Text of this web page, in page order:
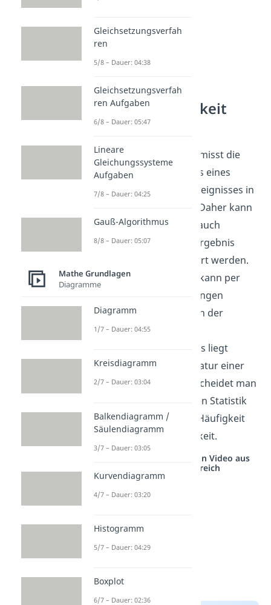
Absolute Häufigkeit
Definition
Dieabsolute Häufigkeit
misst die
Häufigkeit des Auftretens eines
bestimmten Elementarereignisses in
einer Grundgesamtheit. Daher kann
dieabsolute Häufigkeit
auch
umgangssprachlich als Ergebnis
einer Zählung interpretiert werden.
Dieabsolute Häufigkeit
kann per
nur Ausprägungen
annehmen, die im Bereich der
natürlichen Zahlen sind
(einschließlich der 0). Dies liegt
augenscheinlich in der Natur einer
Zählung. Generell unterscheidet man
innerhalb der deskriptiven Statistik
zwischen der absoluten Häufigkeit
und der relativen Häufigkeit.
Studyflix vernetzt: Hier ein Video aus
einem anderen Bereich
Gleichsetzungsverfah
ren
5/8 – Dauer: 04:38
Gleichsetzungsverfah
ren Aufgaben
6/8 – Dauer: 05:47
Lineare
Gleichungssysteme
Aufgaben
7/8 – Dauer: 04:25
Gauß-Algorithmus
8/8 – Dauer: 05:07
Mathe Grundlagen
Diagramme
Diagramm
1/7 – Dauer: 04:55
Kreisdiagramm
2/7 – Dauer: 03:04
Balkendiagramm /
Säulendiagramm
3/7 – Dauer: 03:05
Kurvendiagramm
4/7 – Dauer: 03:20
Histogramm
5/7 – Dauer: 04:29
Boxplot
6/7 – Dauer: 02:36